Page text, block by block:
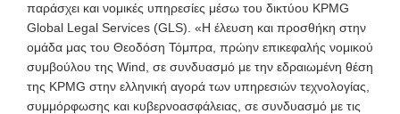
παράσχει και νομικές υπηρεσίες μέσω του δικτύου KPMG
Global Legal Services (GLS). «Η έλευση και προσθήκη στην
ομάδα μας του Θεοδόση Τόμπρα, πρώην επικεφαλής νομικού
συμβούλου της Wind, σε συνδυασμό με την εδραιωμένη θέση
της KPMG στην ελληνική αγορά των υπηρεσιών τεχνολογίας,
συμμόρφωσης και κυβερνοασφάλειας, σε συνδυασμό με τις